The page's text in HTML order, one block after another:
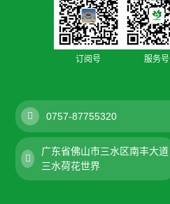
订阅号 服务号
0757-87755320
广东省佛山市三水区南丰大道
三水荷花世界